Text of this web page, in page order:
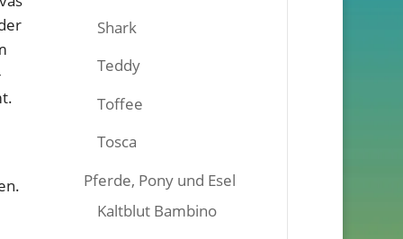
Shark
Teddy
Toffee
Tosca
Pferde, Pony und Esel
Kaltblut Bambino